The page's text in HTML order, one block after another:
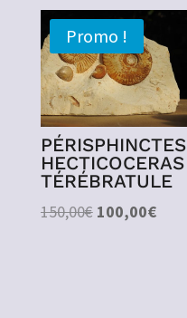
Promo !
PÉRISPHINCTES
HECTICOCERAS
TÉRÉBRATULE
150,00€ Le
100,00€Le